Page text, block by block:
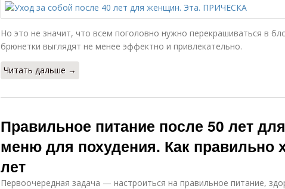
Но это не значит, что всем поголовно нужно перекрашиваться в
брюнетки выглядят не менее эффектно и привлекательно.
Читать дальше →
Правильное питание после 50 лет
меню для похудения. Как правильно
лет
Первоочередная задача — настроиться на правильное питание,